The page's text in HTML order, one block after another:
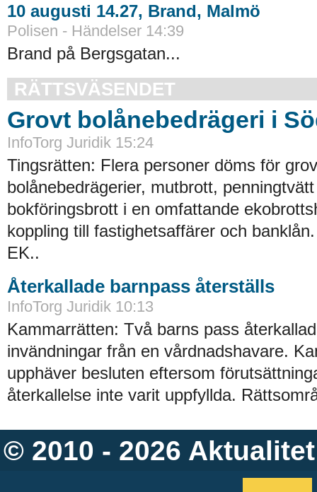
10 augusti 14.27, Brand, Malmö
Polisen - Händelser 14:39
Brand på Bergsgatan...
RÄTTSVÄSENDET
Grovt bolånebedrägeri i
InfoTorg Juridik 15:24
Tingsrätten: Flera personer döms för
bolånebedrägerier, mutbrott,
bokföringsbrott i en omfattande
koppling till fastighetsaffärer och
EK..
Återkallade barnpass återställs
InfoTorg Juridik 10:13
Kammarrätten: Två barns pass
invändningar från en vårdnadshavare.
upphäver besluten eftersom
återkallelse inte varit uppfyllda.
© 2010 - 2026 Aktualitet